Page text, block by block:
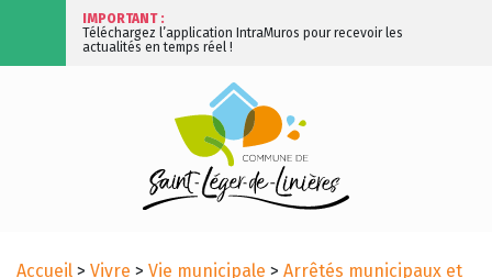
IMPORTANT :
Téléchargez l’application IntraMuros pour recevoir les
actualités en temps réel !
Accueil > Vivre > Vie municipale > Arrêtés municipaux et